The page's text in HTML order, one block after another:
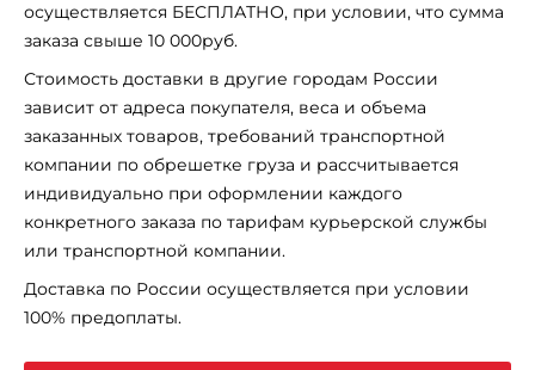
осуществляется БЕСПЛАТНО, при условии, что сумма
заказа свыше 10 000руб.
Стоимость доставки в другие городам России
зависит от адреса покупателя, веса и объема
заказанных товаров, требований транспортной
компании по обрешетке груза и рассчитывается
индивидуально при оформлении каждого
конкретного заказа по тарифам курьерской службы
или транспортной компании.
Доставка по России осуществляется при условии
100% предоплаты.